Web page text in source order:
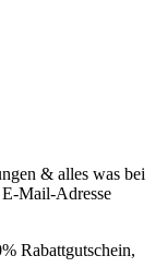
& alles was bei
E-Mail-Adresse
Rabattgutschein,